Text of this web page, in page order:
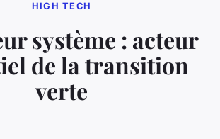
HIGH TECH
système : acteur
de la transition
verte